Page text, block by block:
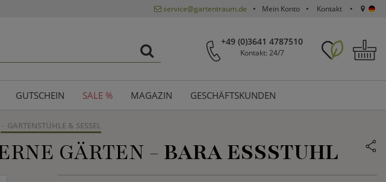
service@gartentraum.de Mein Konto Kontakt
+49 (0)3641 4787510
Kontakt: 24/7
GUTSCHEIN SALE % MAGAZIN GESCHÄFTSKUNDEN
GARTENSTÜHLE & SESSEL
GÄRTEN - BARA ESSSTUHL